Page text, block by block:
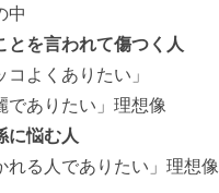
を言われて傷つく人
ありたい」
たい」理想像
に悩む人
でありたい」理想像